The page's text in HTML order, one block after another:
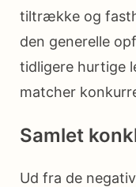
tiltrække og
den generelle
tidligere hurtige
matcher
Samlet
Ud fra de